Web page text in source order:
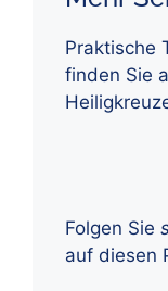
Praktische
finden Sie
Folgen Sie
auf diesen